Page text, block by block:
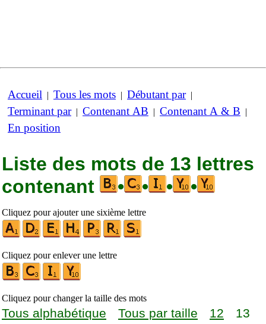
Accueil | Tous les mots | Débutant par|
Terminant par| Contenant AB | Contenant A & B |
En position
Liste des mots de 13 lettres
contenant
• • • •
Cliquez pour ajouter une sixième lettre
Cliquez pour enlever une lettre
Cliquez pour changer la taille des mots
Tous alphabétique Tous par taille 12 13